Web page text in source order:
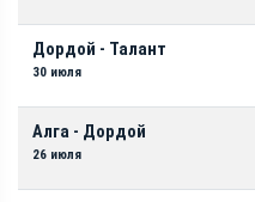
Дордой - Талант
30 июля
Алга - Дордой
26 июля